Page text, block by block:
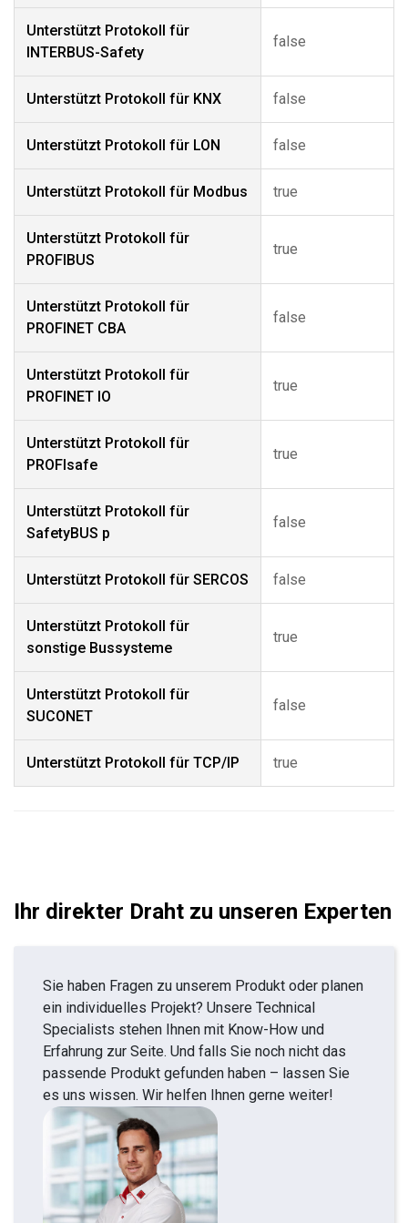
Unterstützt Protokoll für
INTERBUS-Safety
false
Unterstützt Protokoll für KNX false
Unterstützt Protokoll für LON false
Unterstützt Protokoll für Modbus true
Unterstützt Protokoll für
PROFIBUS
true
Unterstützt Protokoll für
PROFINET CBA
false
Unterstützt Protokoll für
PROFINET IO
true
Unterstützt Protokoll für
PROFIsafe
true
Unterstützt Protokoll für
SafetyBUS p
false
Unterstützt Protokoll für SERCOS false
Unterstützt Protokoll für
sonstige Bussysteme
true
Unterstützt Protokoll für
SUCONET
false
Unterstützt Protokoll für TCP/IP true
Ihr direkter Draht zu unseren Experten
Sie haben Fragen zu unserem Produkt oder planen
ein individuelles Projekt? Unsere Technical
Specialists stehen Ihnen mit Know-How und
Erfahrung zur Seite. Und falls Sie noch nicht das
passende Produkt gefunden haben – lassen Sie
es uns wissen. Wir helfen Ihnen gerne weiter!